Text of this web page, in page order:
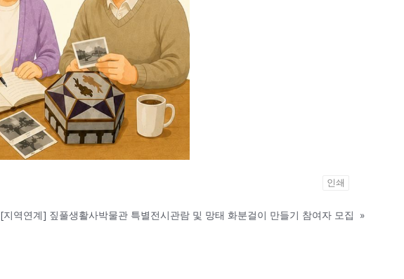
인쇄
[지역연계] 짚풀생활사박물관 특별전시관람 및 망태 화분걸이 만들기 참여자 모집 »